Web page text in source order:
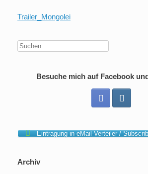
Trailer_Mongolei
Besuche mich auf Facebook
Eintragung in eMail-Verteiler /
Archiv